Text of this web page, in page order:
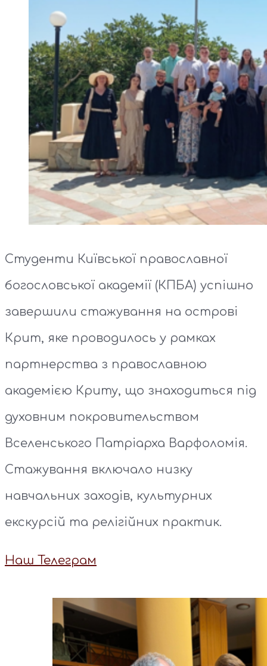
Студенти Київської православної
богословської академії (КПБА) успішно
завершили стажування на острові
Крит, яке проводилось у рамках
партнерства з православною
академією Криту, що знаходиться під
духовним покровительством
Вселенського Патріарха Варфоломія.
Стажування включало низку
навчальних заходів, культурних
екскурсій та релігійних практик.
Наш Телеграм